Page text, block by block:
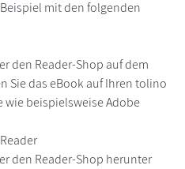
mit den folgenden
den Reader-Shop auf dem
Sie das eBook auf Ihren tolino
beispielsweise Adobe
den Reader-Shop herunter